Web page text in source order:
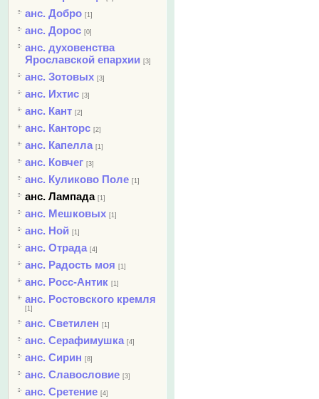
анс. Добро [1]
анс. Дорос [0]
анс. духовенства
Ярославской епархии [3]
анс. Зотовых [3]
анс. Ихтис [3]
анс. Кант [2]
анс. Канторс [2]
анс. Капелла [1]
анс. Ковчег [3]
анс. Куликово Поле [1]
анс. Лампада [1]
анс. Мешковых [1]
анс. Ной [1]
анс. Отрада [4]
анс. Радость моя [1]
анс. Росс-Антик [1]
анс. Ростовского кремля
[1]
анс. Светилен [1]
анс. Серафимушка [4]
анс. Сирин [8]
анс. Славословие [3]
анс. Сретение [4]